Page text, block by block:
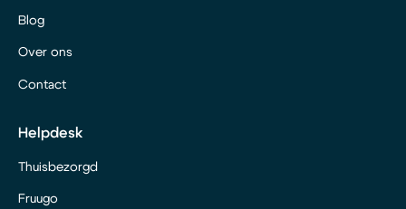
Blog
Over ons
Contact
Helpdesk
Thuisbezorgd
Fruugo